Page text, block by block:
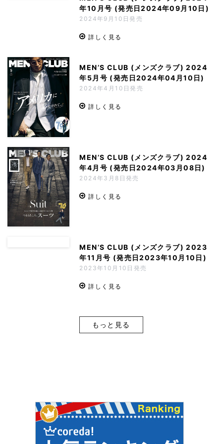
年10月号 (発売日2024年09月10日)
2024年9月10日発売
詳しく見る
MEN’S CLUB (メンズクラブ) 2024
年5月号 (発売日2024年04月10日)
2024年4月10日発売
詳しく見る
MEN’S CLUB (メンズクラブ) 2024
年4月号 (発売日2024年03月08日)
2024年3月8日発売
詳しく見る
MEN’S CLUB (メンズクラブ) 2023
年11月号 (発売日2023年10月10日)
2023年10月10日発売
詳しく見る
もっと見る